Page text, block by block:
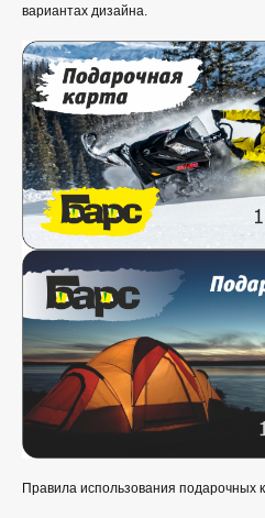
вариантах дизайна.
Правила использования подарочных